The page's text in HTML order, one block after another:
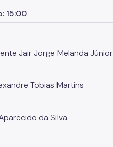
15:00
Jair Jorge Melanda Júnior
Tobias Martins
da Silva